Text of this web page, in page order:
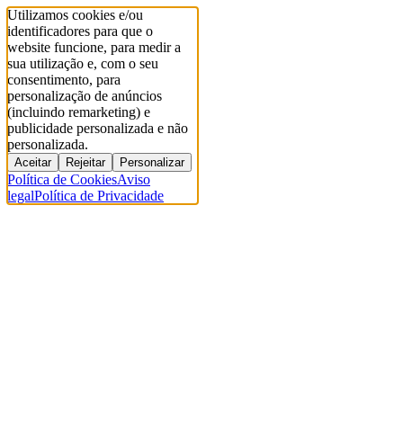
Utilizamos cookies e/ou
identificadores para que o
website funcione, para medir a
sua utilização e, com o seu
consentimento, para
personalização de anúncios
(incluindo remarketing) e
publicidade personalizada e não
personalizada.
Aceitar Rejeitar Personalizar
Política de CookiesAviso
legalPolítica de Privacidade